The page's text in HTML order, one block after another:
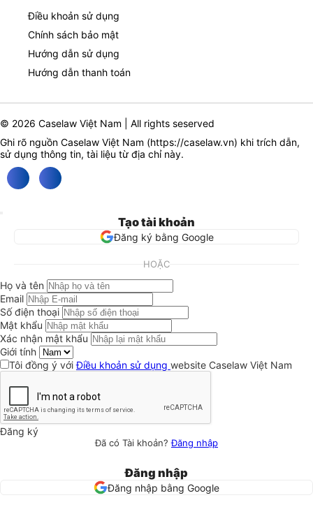
Điều khoản sử dụng
Chính sách bảo mật
Hướng dẫn sử dụng
Hướng dẫn thanh toán
© 2026 Caselaw Việt Nam | All rights seserved
Ghi rõ nguồn Caselaw Việt Nam (https://caselaw.vn) khi trích dẫn,
sử dụng thông tin, tài liệu từ địa chỉ này.
Tạo tài khoản
Đăng ký bằng Google
HOẶC
Họ và tên
Email
Số điện thoại
Mật khẩu
Xác nhận mật khẩu
Giới tính
Tôi đồng ý vớiĐiều khoản sử dụng website Caselaw Việt Nam
Đăng ký
Đã có Tài khoản?Đăng nhập
Đăng nhập
Đăng nhập bằng Google